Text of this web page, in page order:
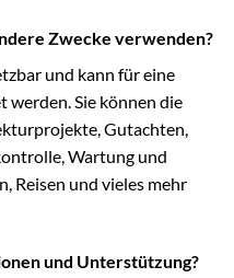
Zwecke verwenden?
und kann für eine
werden. Sie können die
Gutachten,
Wartung und
Reisen und vieles mehr
und Unterstützung?